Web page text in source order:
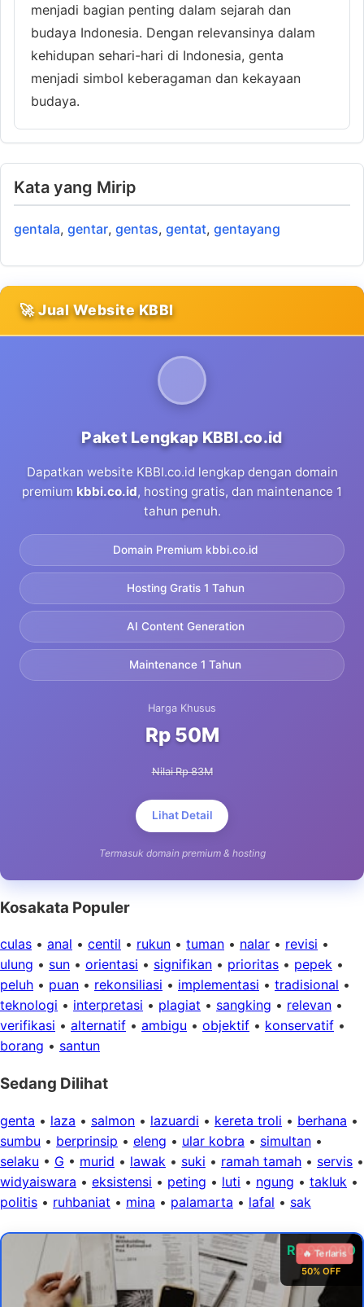
menjadi bagian penting dalam sejarah dan
budaya Indonesia. Dengan relevansinya dalam
kehidupan sehari-hari di Indonesia, genta
menjadi simbol keberagaman dan kekayaan
budaya.
Kata yang Mirip
gentala, gentar, gentas, gentat, gentayang
🚀 Jual Website KBBI
Paket Lengkap KBBI.co.id
Dapatkan website KBBI.co.id lengkap dengan domain
premium kbbi.co.id, hosting gratis, dan maintenance 1
tahun penuh.
Domain Premium kbbi.co.id
Hosting Gratis 1 Tahun
AI Content Generation
Maintenance 1 Tahun
Harga Khusus
Rp 50M
Nilai Rp 83M
Lihat Detail
Termasuk domain premium & hosting
Kosakata Populer
culas • anal • centil • rukun • tuman • nalar • revisi •
ulung • sun • orientasi • signifikan • prioritas • pepek •
peluh • puan • rekonsiliasi • implementasi • tradisional •
teknologi • interpretasi • plagiat • sangking • relevan •
verifikasi • alternatif • ambigu • objektif • konservatif •
borang • santun
Sedang Dilihat
genta • laza • salmon • lazuardi • kereta troli • berhana •
sumbu • berprinsip • eleng • ular kobra • simultan •
selaku • G • murid • lawak • suki • ramah tamah • servis •
widyaiswara • eksistensi • peting • luti • ngung • takluk •
politis • ruhbaniat • mina • palamarta • lafal • sak
Rp 99.000
50% OFF
🔥 Terlaris